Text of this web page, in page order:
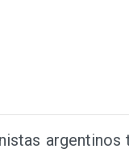
argentinos